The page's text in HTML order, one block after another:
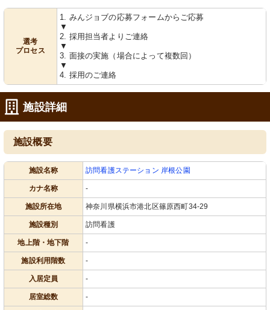
選考
プロセス
1. みんジョブの応募フォームからご応募
▼
2. 採用担当者よりご連絡
▼
3. 面接の実施（場合によって複数回）
▼
4. 採用のご連絡
施設詳細
施設概要
施設名称 訪問看護ステーション 岸根公園
カナ名称 -
施設所在地 神奈川県横浜市港北区篠原西町34-29
施設種別 訪問看護
地上階・地下階 -
施設利用階数 -
入居定員 -
居室総数 -